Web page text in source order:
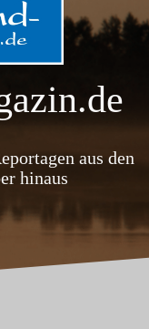
aus den
hinaus